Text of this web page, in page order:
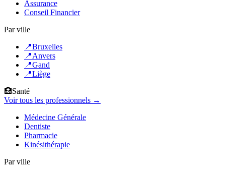
Assurance
Conseil Financier
Par ville
📍Bruxelles
📍Anvers
📍Gand
📍Liège
🏥Santé
Voir tous les professionnels →
Médecine Générale
Dentiste
Pharmacie
Kinésithérapie
Par ville